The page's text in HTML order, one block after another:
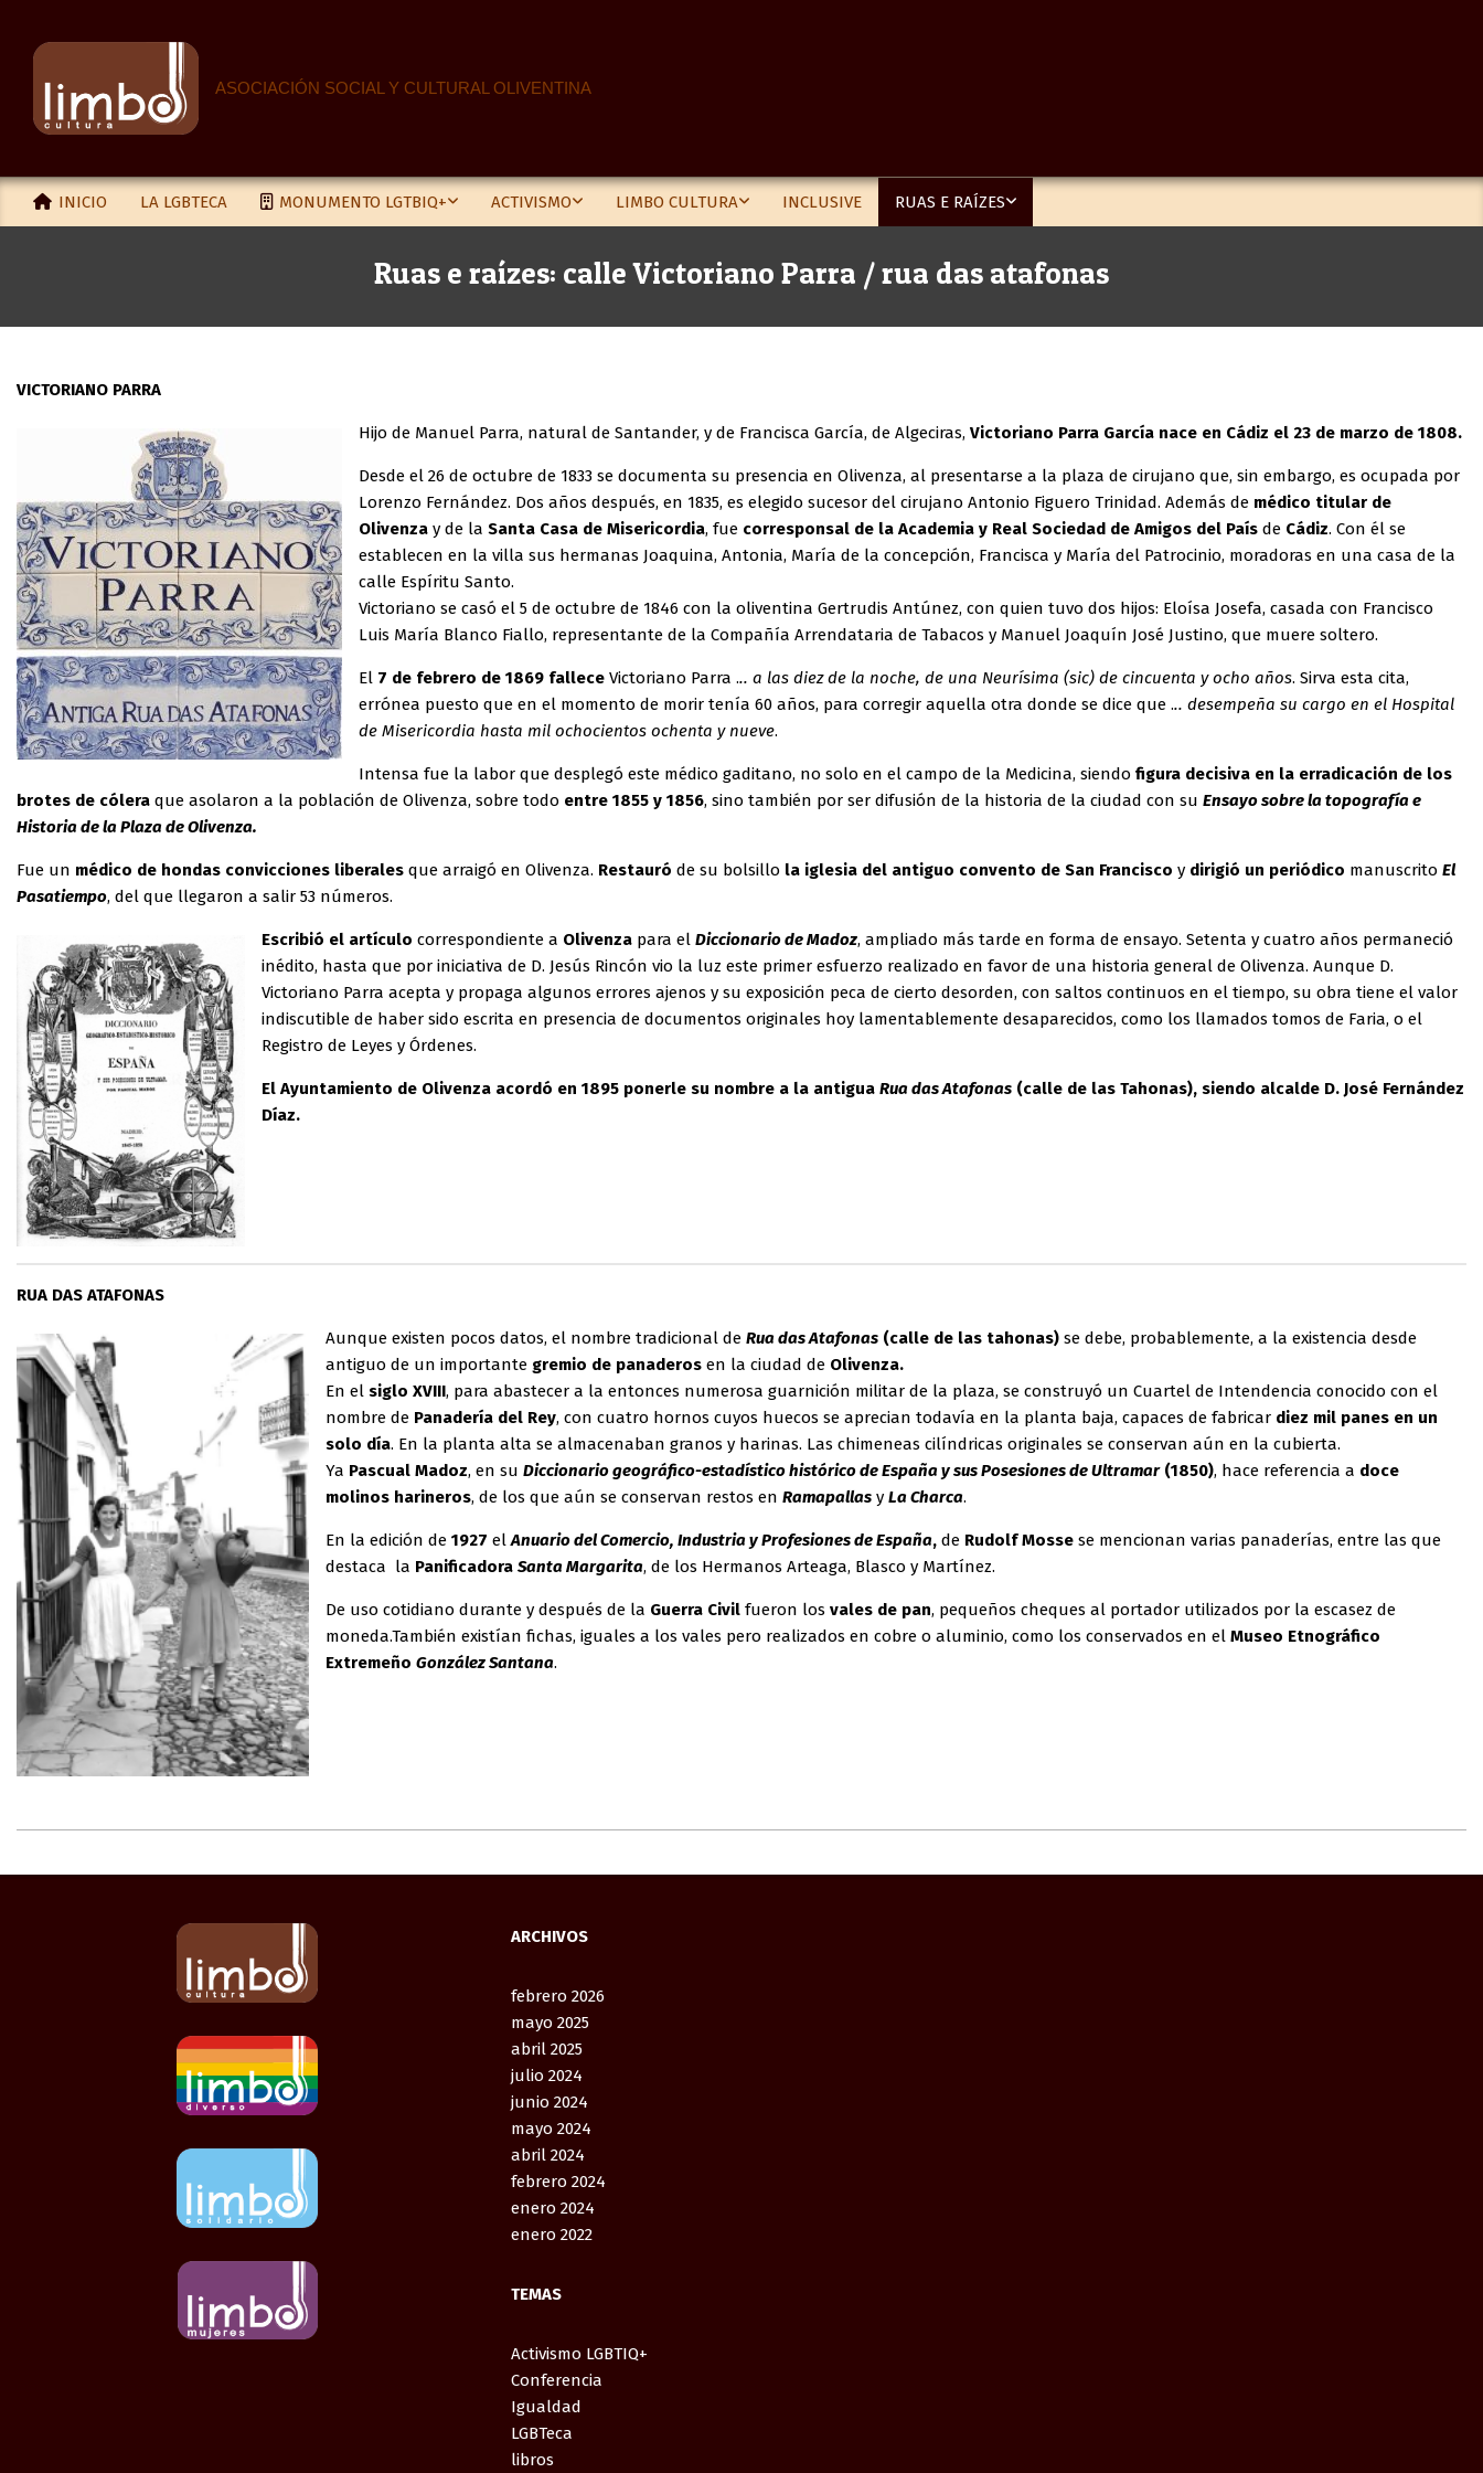
ASOCIACIÓN SOCIAL Y CULTURAL OLIVENTINA
Secondary
Navigation
INICIO LA LGBTECA MONUMENTO LGTBIQ+ ACTIVISMO LIMBO CULTURA INCLUSIVE RUAS E RAÍZES
Ruas e raízes: calle Victoriano Parra / rua das atafonas
VICTORIANO PARRA
Hijo de Manuel Parra, natural de Santander, y de Francisca García, de Algeciras, Victoriano Parra García nace en Cádiz el 23 de marzo de 1808.
Desde el 26 de octubre de 1833 se documenta su presencia en Olivenza, al presentarse a la plaza de cirujano que, sin embargo, es ocupada por
Lorenzo Fernández. Dos años después, en 1835, es elegido sucesor del cirujano Antonio Figuero Trinidad. Además de médico titular de
Olivenza y de la Santa Casa de Misericordia, fue corresponsal de la Academia y Real Sociedad de Amigos del País de Cádiz. Con él se
establecen en la villa sus hermanas Joaquina, Antonia, María de la concepción, Francisca y María del Patrocinio, moradoras en una casa de la
calle Espíritu Santo.
Victoriano se casó el 5 de octubre de 1846 con la oliventina Gertrudis Antúnez, con quien tuvo dos hijos: Eloísa Josefa, casada con Francisco
Luis María Blanco Fiallo, representante de la Compañía Arrendataria de Tabacos y Manuel Joaquín José Justino, que muere soltero.
El 7 de febrero de 1869 fallece Victoriano Parra ... a las diez de la noche, de una Neurísima (sic) de cincuenta y ocho años. Sirva esta cita,
errónea puesto que en el momento de morir tenía 60 años, para corregir aquella otra donde se dice que ... desempeña su cargo en el Hospital
de Misericordia hasta mil ochocientos ochenta y nueve.
Intensa fue la labor que desplegó este médico gaditano, no solo en el campo de la Medicina, siendo figura decisiva en la erradicación de los
brotes de cólera que asolaron a la población de Olivenza, sobre todo entre 1855 y 1856, sino también por ser difusión de la historia de la ciudad con su Ensayo sobre la topografía e
Historia de la Plaza de Olivenza.
Fue un médico de hondas convicciones liberales que arraigó en Olivenza. Restauró de su bolsillo la iglesia del antiguo convento de San Francisco y dirigió un periódico manuscrito El
Pasatiempo, del que llegaron a salir 53 números.
Escribió el artículo correspondiente a Olivenza para el Diccionario de Madoz, ampliado más tarde en forma de ensayo. Setenta y cuatro años permaneció
inédito, hasta que por iniciativa de D. Jesús Rincón vio la luz este primer esfuerzo realizado en favor de una historia general de Olivenza. Aunque D.
Victoriano Parra acepta y propaga algunos errores ajenos y su exposición peca de cierto desorden, con saltos continuos en el tiempo, su obra tiene el valor
indiscutible de haber sido escrita en presencia de documentos originales hoy lamentablemente desaparecidos, como los llamados tomos de Faria, o el
Registro de Leyes y Órdenes.
El Ayuntamiento de Olivenza acordó en 1895 ponerle su nombre a la antigua Rua das Atafonas (calle de las Tahonas), siendo alcalde D. José Fernández
Díaz.
RUA DAS ATAFONAS
Aunque existen pocos datos, el nombre tradicional de Rua das Atafonas (calle de las tahonas) se debe, probablemente, a la existencia desde
antiguo de un importante gremio de panaderos en la ciudad de Olivenza.
En el siglo XVIII, para abastecer a la entonces numerosa guarnición militar de la plaza, se construyó un Cuartel de Intendencia conocido con el
nombre de Panadería del Rey, con cuatro hornos cuyos huecos se aprecian todavía en la planta baja, capaces de fabricar diez mil panes en un
solo día. En la planta alta se almacenaban granos y harinas. Las chimeneas cilíndricas originales se conservan aún en la cubierta.
Ya Pascual Madoz, en su Diccionario geográfico-estadístico histórico de España y sus Posesiones de Ultramar(1850), hace referencia a doce
molinos harineros, de los que aún se conservan restos en Ramapallas y La Charca.
En la edición de 1927 elAnuario del Comercio, Industria y Profesiones de España, de Rudolf Mosse se mencionan varias panaderías, entre las que
destaca la Panificadora Santa Margarita, de los Hermanos Arteaga, Blasco y Martínez.
De uso cotidiano durante y después de la Guerra Civil fueron los vales de pan, pequeños cheques al portador utilizados por la escasez de
moneda.También existían fichas, iguales a los vales pero realizados en cobre o aluminio, como los conservados en el Museo Etnográfico
Extremeño González Santana.
ARCHIVOS
febrero 2026
mayo 2025
abril 2025
julio 2024
junio 2024
mayo 2024
abril 2024
febrero 2024
enero 2024
enero 2022
TEMAS
Activismo LGBTIQ+
Conferencia
Igualdad
LGBTeca
libros